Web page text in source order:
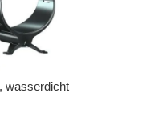
wasserdicht